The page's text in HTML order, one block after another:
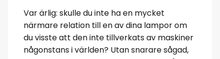
Var ärlig: skulle du inte ha en mycket
närmare relation till en av dina lampor om
du visste att den inte tillverkats av maskiner
någonstans i världen? Utan snarare sågad,